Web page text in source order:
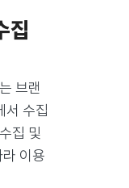
집
브랜
서 수집
집 및
이용